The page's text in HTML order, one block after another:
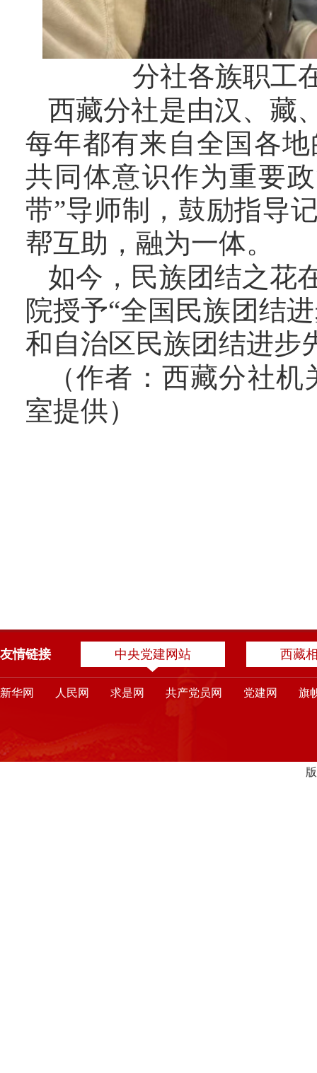
分社各族职工
西藏分社是由汉、藏
每年都有来自全国各
共同体意识作为重要
带”导师制，鼓励指导
帮互助，融为一体。
如今，民族团结之花
院授予“全国民族团结
和自治区民族团结进步
（作者： 西藏分社机
室提供）
友情链接 中央党建网站 西藏
新华网 人民网 求是网 共产党员网 党建网 旗